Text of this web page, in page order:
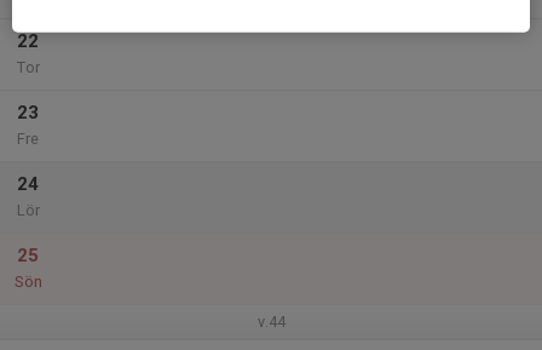
22
Tor
23
Fre
24
Lör
25
Sön
v.44